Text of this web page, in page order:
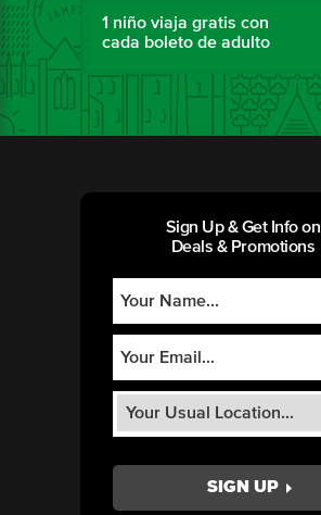
1 niño viaja gratis con
cada boleto de adulto
Sign Up & Get Info on
Deals & Promotions